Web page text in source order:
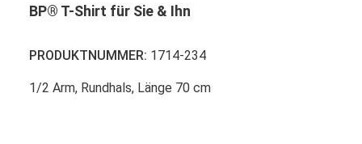
BP® T-Shirt für Sie & Ihn
PRODUKTNUMMER: 1714-234
1/2 Arm, Rundhals, Länge 70 cm